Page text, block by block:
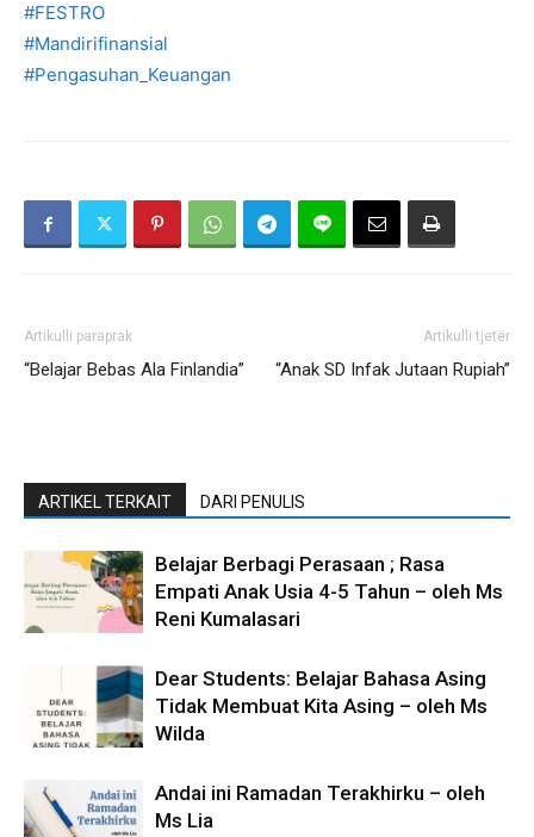
#FESTRO
#Mandirifinansial
#Pengasuhan_Keuangan
Artikulli paraprak
“Belajar Bebas Ala Finlandia”
Artikulli tjetër
“Anak SD Infak Jutaan Rupiah”
ARTIKEL TERKAIT DARI PENULIS
Belajar Berbagi Perasaan ; Rasa
Empati Anak Usia 4-5 Tahun – oleh Ms
Reni Kumalasari
Dear Students: Belajar Bahasa Asing
Tidak Membuat Kita Asing – oleh Ms
Wilda
Andai ini Ramadan Terakhirku – oleh
Ms Lia